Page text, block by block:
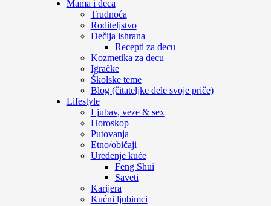
Mama i deca
Trudnoća
Roditeljstvo
Dečija ishrana
Recepti za decu
Kozmetika za decu
Igračke
Školske teme
Blog (čitateljke dele svoje priče)
Lifestyle
Ljubav, veze & sex
Horoskop
Putovanja
Etno/običaji
Uređenje kuće
Feng Shui
Saveti
Karijera
Kućni ljubimci